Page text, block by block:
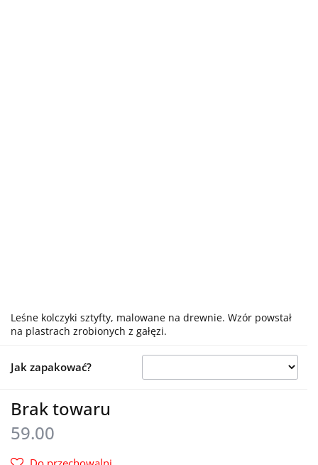
Leśne kolczyki sztyfty, malowane na drewnie. Wzór powstał
na plastrach zrobionych z gałęzi.
Jak zapakować?
Brak towaru
59.00